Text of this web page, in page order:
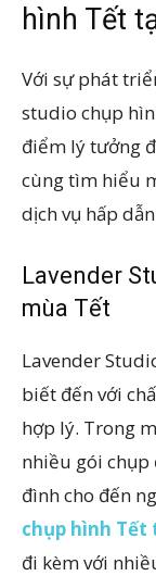
hình Tết
Với sự phát
studio chụp
điểm lý tưởng
cùng tìm hiểu
dịch vụ hấp
Lavender
mùa Tết
Lavender
biết đến với
hợp lý. Trong
nhiều gói chụp
đình cho đến
chụp hình Tết
đi kèm với